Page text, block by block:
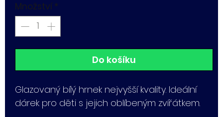
Množství *
Do košíku
Glazovaný bílý hrnek nejvyšší kvality. Ideální
dárek pro děti s jejich oblíbeným zvířátkem.